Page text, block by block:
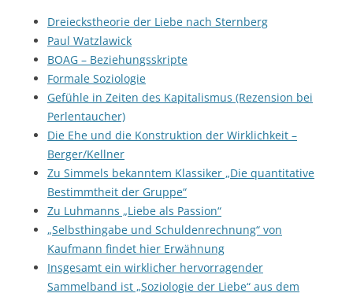
Dreieckstheorie der Liebe nach Sternberg
Paul Watzlawick
BOAG – Beziehungsskripte
Formale Soziologie
Gefühle in Zeiten des Kapitalismus (Rezension bei
Perlentaucher)
Die Ehe und die Konstruktion der Wirklichkeit –
Berger/Kellner
Zu Simmels bekanntem Klassiker „Die quantitative
Bestimmtheit der Gruppe“
Zu Luhmanns „Liebe als Passion“
„Selbsthingabe und Schuldenrechnung“ von
Kaufmann findet hier Erwähnung
Insgesamt ein wirklicher hervorragender
Sammelband ist „Soziologie der Liebe“ aus dem